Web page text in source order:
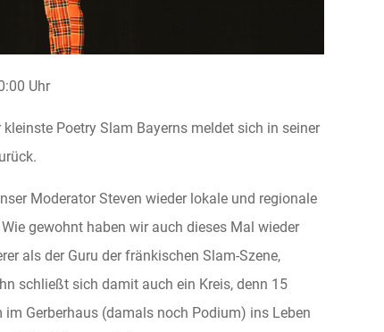
Uhr
Poetry Slam Bayerns meldet sich in seiner
Moderator Steven wieder lokale und regionale
gewohnt haben wir auch dieses Mal wieder
als der Guru der fränkischen Slam-Szene,
schließt sich damit auch ein Kreis, denn 15
Gerberhaus (damals noch Podium) ins Leben